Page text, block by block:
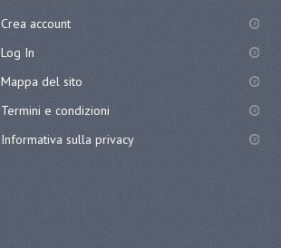
Crea account
Log In
Mappa del sito
Termini e condizioni
Informativa sulla privacy